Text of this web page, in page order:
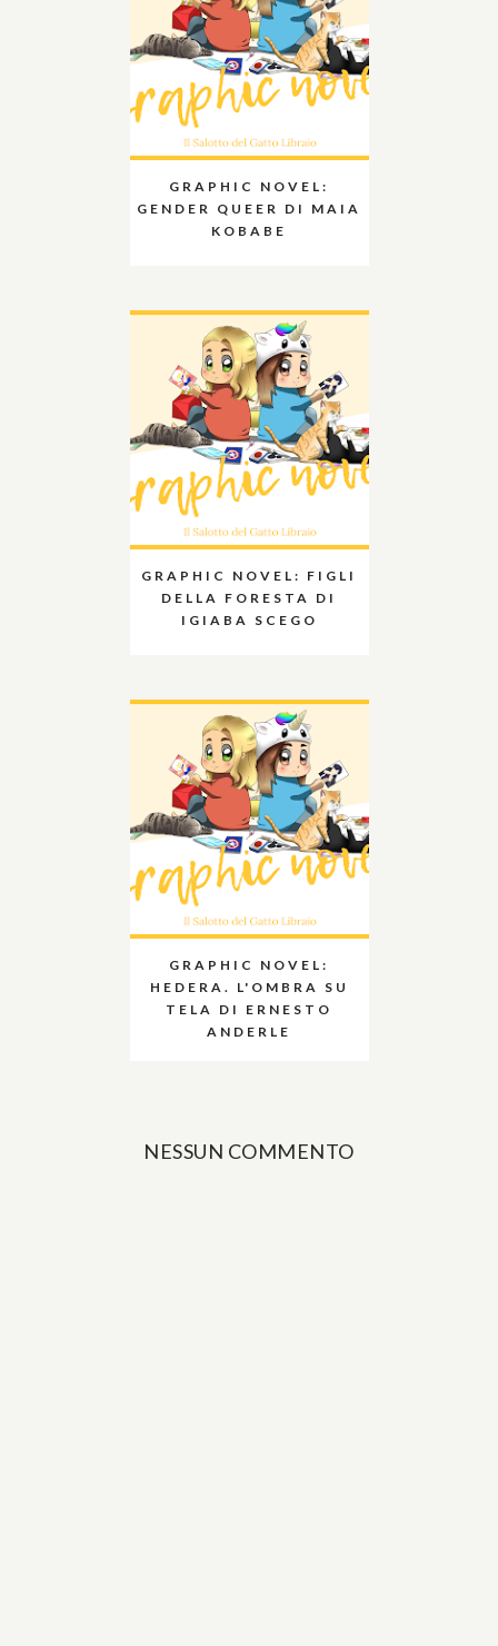
GRAPHIC NOVEL:
GENDER QUEER DI MAIA
KOBABE
GRAPHIC NOVEL: FIGLI
DELLA FORESTA DI
IGIABA SCEGO
GRAPHIC NOVEL:
HEDERA. L'OMBRA SU
TELA DI ERNESTO
ANDERLE
NESSUN COMMENTO